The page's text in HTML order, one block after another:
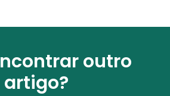
outro
artigo?